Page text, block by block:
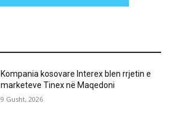
Kompania kosovare Interex blen rrjetin e
marketeve Tinex në Maqedoni
9 Gusht, 2026